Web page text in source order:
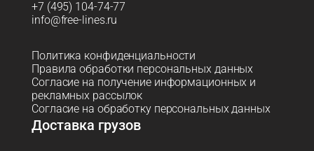
+7 (495) 104-74-77
info@free-lines.ru
Политика конфиденциальности
Правила обработки персональных данных
Согласие на получение информационных и
рекламных рассылок
Согласие на обработку персональных данных
Доставка грузов